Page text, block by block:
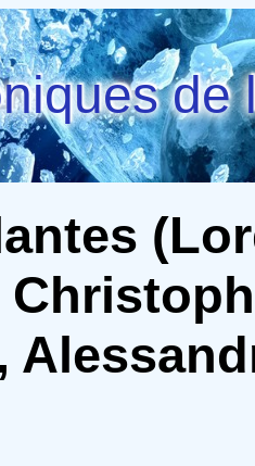
de